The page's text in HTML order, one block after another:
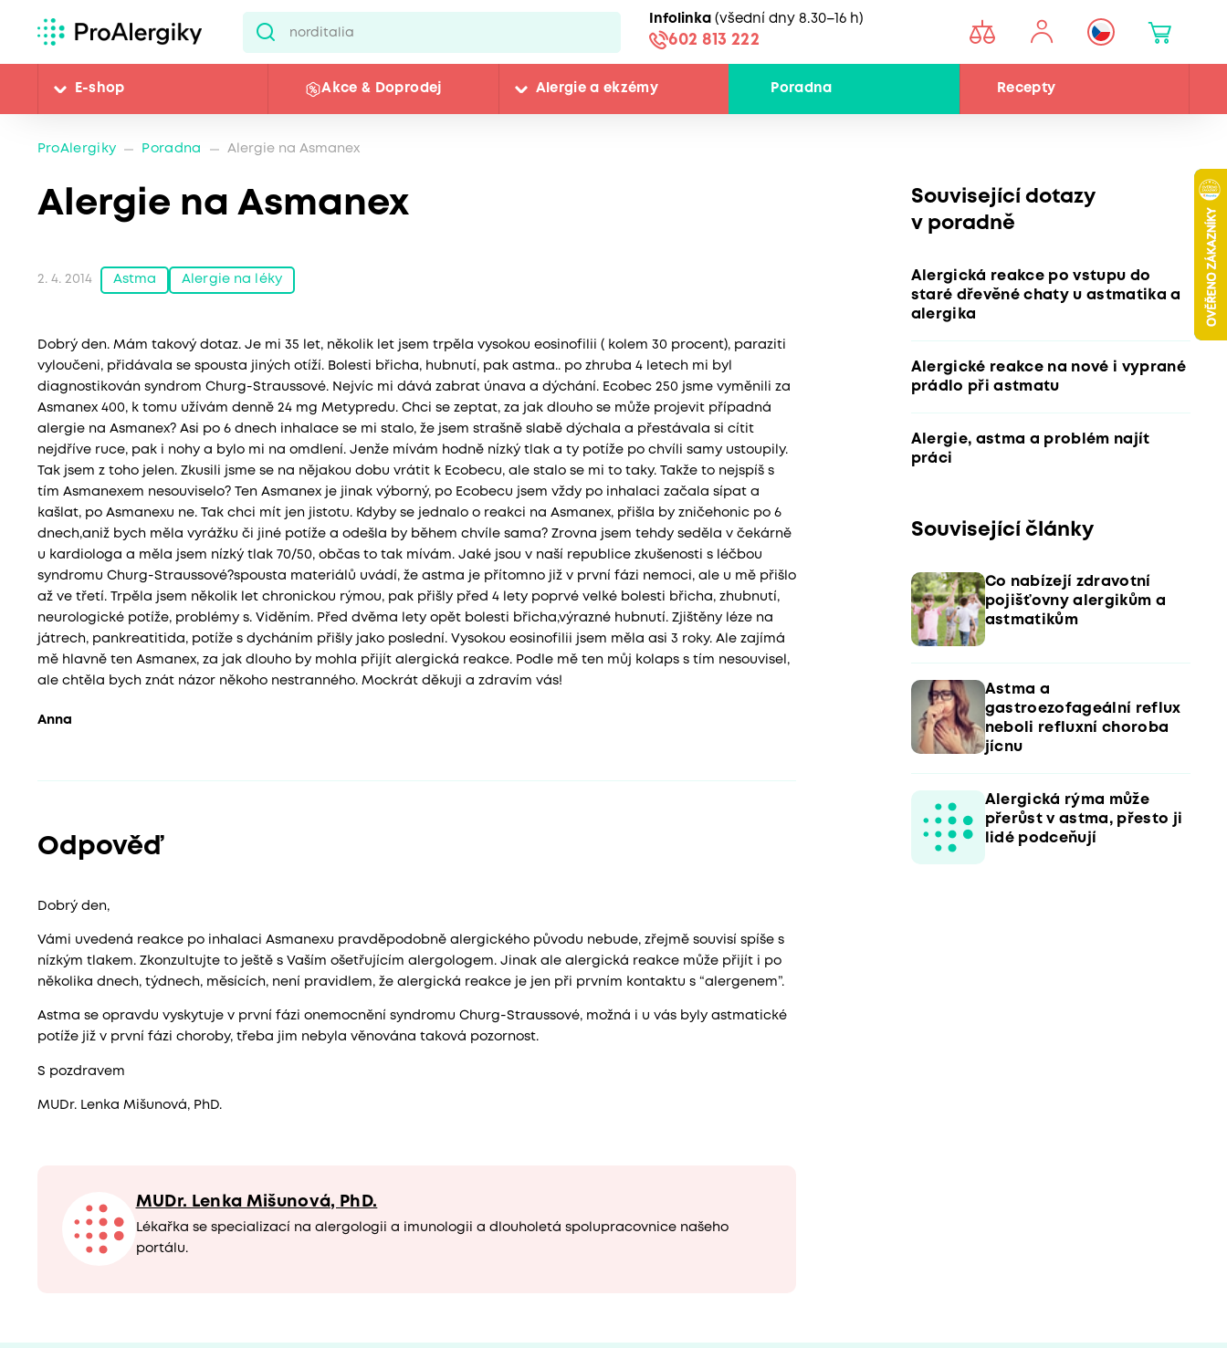
Infolinka (všední dny 8.30–16 h)
602 813 222
E-shop Akce & Doprodej Alergie a ekzémy Poradna Recepty
ProAlergiky Poradna Alergie na Asmanex
Alergie na Asmanex
2. 4. 2014 Astma Alergie na léky
Dobrý den. Mám takový dotaz. Je mi 35 let, několik let jsem trpěla vysokou eosinofilii ( kolem 30 procent), paraziti
vyloučeni, přidávala se spousta jiných otíží. Bolesti břicha, hubnutí, pak astma.. po zhruba 4 letech mi byl
diagnostikován syndrom Churg-Straussové. Nejvíc mi dává zabrat únava a dýchání. Ecobec 250 jsme vyměnili za
Asmanex 400, k tomu užívám denně 24 mg Metypredu. Chci se zeptat, za jak dlouho se může projevit případná
alergie na Asmanex? Asi po 6 dnech inhalace se mi stalo, že jsem strašně slabě dýchala a přestávala si cítit
nejdříve ruce, pak i nohy a bylo mi na omdlení. Jenže mívám hodně nízký tlak a ty potíže po chvíli samy ustoupily.
Tak jsem z toho jelen. Zkusili jsme se na nějakou dobu vrátit k Ecobecu, ale stalo se mi to taky. Takže to nejspíš s
tím Asmanexem nesouviselo? Ten Asmanex je jinak výborný, po Ecobecu jsem vždy po inhalaci začala sípat a
kašlat, po Asmanexu ne. Tak chci mít jen jistotu. Kdyby se jednalo o reakci na Asmanex, přišla by zničehonic po 6
dnech,aniž bych měla vyrážku či jiné potíže a odešla by během chvíle sama? Zrovna jsem tehdy seděla v čekárně
u kardiologa a měla jsem nízký tlak 70/50, občas to tak mívám. Jaké jsou v naší republice zkušenosti s léčbou
syndromu Churg-Straussové?spousta materiálů uvádí, že astma je přítomno již v první fázi nemoci, ale u mě přišlo
až ve třetí. Trpěla jsem několik let chronickou rýmou, pak přišly před 4 lety poprvé velké bolesti břicha, zhubnutí,
neurologické potíže, problémy s. Viděním. Před dvěma lety opět bolesti břicha,výrazné hubnutí. Zjištěny léze na
játrech, pankreatitida, potíže s dycháním přišly jako poslední. Vysokou eosinofilii jsem měla asi 3 roky. Ale zajímá
mě hlavně ten Asmanex, za jak dlouho by mohla přijít alergická reakce. Podle mě ten můj kolaps s tím nesouvisel,
ale chtěla bych znát názor někoho nestranného. Mockrát děkuji a zdravím vás!
Anna
Odpověď
Dobrý den,
Vámi uvedená reakce po inhalaci Asmanexu pravděpodobně alergického původu nebude, zřejmě souvisí spíše s
nízkým tlakem. Zkonzultujte to ještě s Vaším ošetřujícím alergologem. Jinak ale alergická reakce může přijít i po
několika dnech, týdnech, měsících, není pravidlem, že alergická reakce je jen při prvním kontaktu s “alergenem”.
Astma se opravdu vyskytuje v první fázi onemocnění syndromu Churg-Straussové, možná i u vás byly astmatické
potíže již v první fázi choroby, třeba jim nebyla věnována taková pozornost.
S pozdravem
MUDr. Lenka Mišunová, PhD.
MUDr. Lenka Mišunová, PhD.
Lékařka se specializací na alergologii a imunologii a dlouholetá spolupracovnice našeho
portálu.
Související dotazy
v poradně
Alergická reakce po vstupu do
staré dřevěné chaty u astmatika a
alergika
Alergické reakce na nové i vyprané
prádlo při astmatu
Alergie, astma a problém najít
práci
Související články
Co nabízejí zdravotní
pojišťovny alergikům a
astmatikům
Astma a
gastroezofageální reflux
neboli refluxní choroba
jícnu
Alergická rýma může
přerůst v astma, přesto ji
lidé podceňují